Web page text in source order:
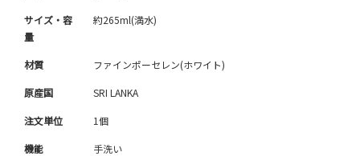
サイズ・容
量
約265ml(満水)
材質 ファインポーセレン(ホワイト)
原産国 SRI LANKA
注文単位 1個
機能 手洗い